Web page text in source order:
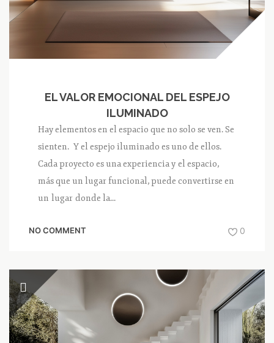
EL VALOR EMOCIONAL DEL ESPEJO
ILUMINADO
Hay elementos en el espacio que no solo se ven. Se
sienten. Y el espejo iluminado es uno de ellos.
Cada proyecto es una experiencia y el espacio,
más que un lugar funcional, puede convertirse en
un lugar donde la...
NO COMMENT 0